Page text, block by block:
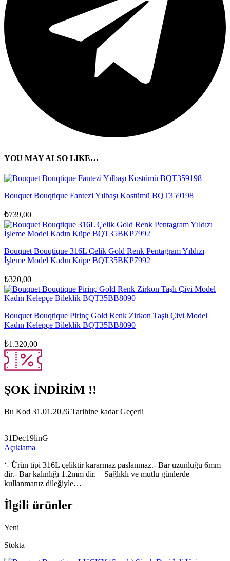
YOU MAY ALSO LIKE…
Bouquet Bouqtique Fantezi Yılbaşı Kostümü BQT359198
₺739,00
Bouquet Bouqtique 316L Çelik Gold Renk Pentagram Yıldızı
İşleme Model Kadın Küpe BQT35BKP7992
₺320,00
Bouquet Bouqtique Pirinç Gold Renk Zirkon Taşlı Çivi Model
Kadın Kelepçe Bileklik BQT35BB8090
₺1.320,00
ŞOK İNDİRİM !!
Bu Kod 31.01.2026 Tarihine kadar Geçerli
31Dec19linG
Açıklama
‘- Ürün tipi 316L çeliktir kararmaz paslanmaz.- Bar uzunluğu 6mm
dir.- Bar kalınlığı 1.2mm dir. – Sağlıklı ve mutlu günlerde
kullanmanız dileğiyle…
İlgili ürünler
Yeni
Stokta